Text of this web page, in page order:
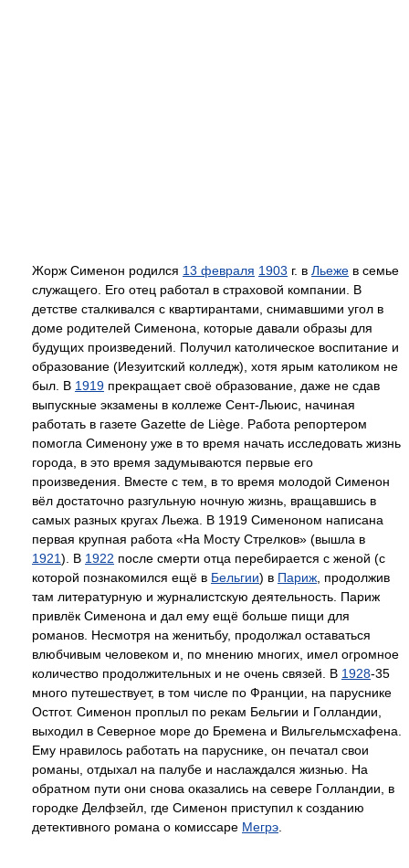
Жорж Сименон родился 13 февраля 1903 г. в Льеже в семье
служащего. Его отец работал в страховой компании. В
детстве сталкивался с квартирантами, снимавшими угол в
доме родителей Сименона, которые давали образы для
будущих произведений. Получил католическое воспитание и
образование (Иезуитский колледж), хотя ярым католиком не
был. В 1919 прекращает своё образование, даже не сдав
выпускные экзамены в коллеже Сент-Льюис, начиная
работать в газете Gazette de Liège. Работа репортером
помогла Сименону уже в то время начать исследовать жизнь
города, в это время задумываются первые его
произведения. Вместе с тем, в то время молодой Сименон
вёл достаточно разгульную ночную жизнь, вращавшись в
самых разных кругах Льежа. В 1919 Сименоном написана
первая крупная работа «На Мосту Стрелков» (вышла в
1921). В 1922 после смерти отца перебирается с женой (с
которой познакомился ещё в Бельгии) в Париж , продолжив
там литературную и журналистскую деятельность. Париж
привлёк Сименона и дал ему ещё больше пищи для
романов. Несмотря на женитьбу, продолжал оставаться
влюбчивым человеком и, по мнению многих, имел огромное
количество продолжительных и не очень связей. В 1928-35
много путешествует, в том числе по Франции, на паруснике
Остгот. Сименон проплыл по рекам Бельгии и Голландии,
выходил в Северное море до Бремена и Вильгельмсхафена.
Ему нравилось работать на паруснике, он печатал свои
романы, отдыхал на палубе и наслаждался жизнью. На
обратном пути они снова оказались на севере Голландии, в
городке Делфзейл, где Сименон приступил к созданию
детективного романа о комиссаре Мегрэ